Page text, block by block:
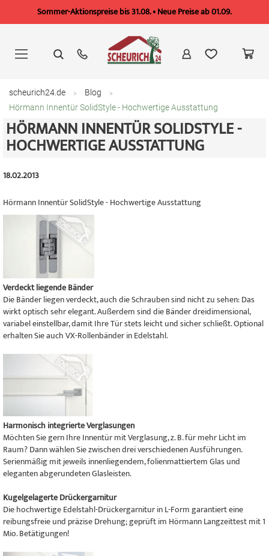
Sommer-Aktionspreise bis 31.08. • Neue Preise ab 01.09.
springen
scheurich24.de
Blog
Hörmann Innentür SolidStyle - Hochwertige Ausstattung
HÖRMANN INNENTÜR SOLIDSTYLE -
HOCHWERTIGE AUSSTATTUNG
18.02.2013
Hörmann Innentür SolidStyle - Hochwertige Ausstattung
Verdeckt liegende Bänder
Die Bänder liegen verdeckt, auch die Schrauben sind nicht zu sehen: Das
wirkt optisch sehr elegant. Außerdem sind die Bänder dreidimensional,
variabel einstellbar, damit Ihre Tür stets leicht und sicher schließt. Optional
erhalten Sie auch VX-Rollenbänder in Edelstahl.
Harmonisch integrierte Verglasungen
Möchten Sie gern Ihre Innentür mit Verglasung, z. B. für mehr Licht im
Raum? Dann wählen Sie zwischen drei verschiedenen Ausführungen.
Serienmäßig mit jeweils innenliegendem, folienmattiertem Glas und
eleganten abgerundeten Glasleisten.
Kugelgelagerte Drückergarnitur
Die hochwertige Edelstahl-Drückergarnitur in L-Form garantiert eine
reibungsfreie und präzise Drehung; geprüft im Hörmann Langzeittest mit 1
Mio. Betätigungen!